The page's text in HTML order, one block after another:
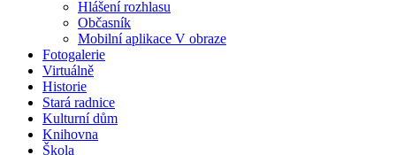
Hlášení rozhlasu
Občasník
Mobilní aplikace V obraze
Fotogalerie
Virtuálně
Historie
Stará radnice
Kulturní dům
Knihovna
Škola